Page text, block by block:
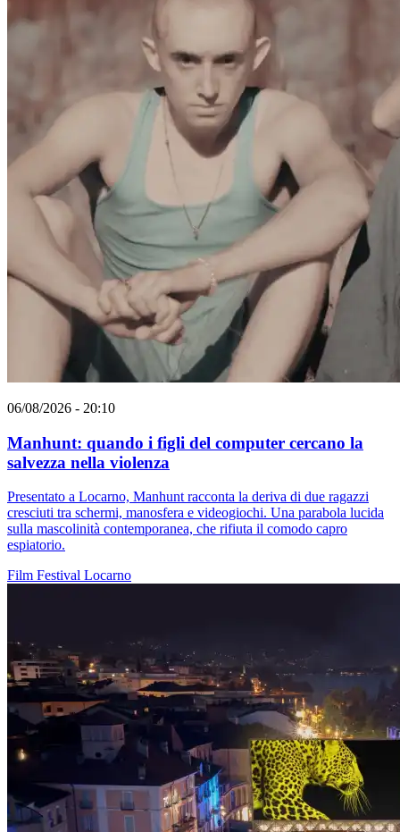
06/08/2026 - 20:10
Manhunt: quando i figli del computer cercano la
salvezza nella violenza
Presentato a Locarno, Manhunt racconta la deriva di due ragazzi
cresciuti tra schermi, manosfera e videogiochi. Una parabola lucida
sulla mascolinità contemporanea, che rifiuta il comodo capro
espiatorio.
Film Festival Locarno